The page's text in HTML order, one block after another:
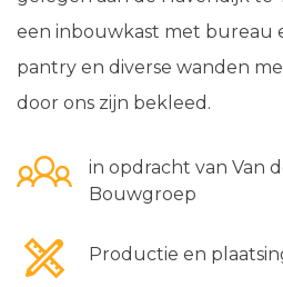
een inbouwkast met bureau
pantry en diverse wanden
door ons zijn bekleed.
in opdracht van Van
Bouwgroep
Productie en